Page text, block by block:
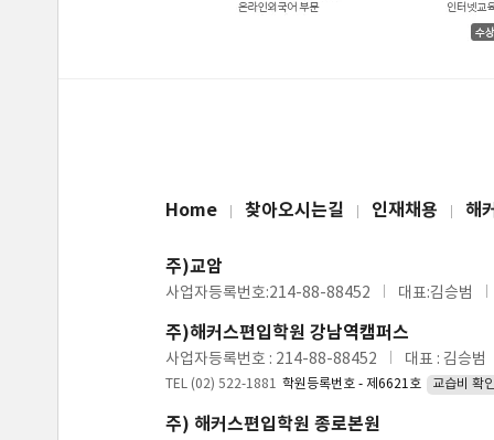
Home 찾아오시는길 인재채용 해
주)교암
사업자등록번호:214-88-88452 대표:김승범
주)해커스편입학원 강남역캠퍼스
사업자등록번호 : 214-88-88452 대표 : 김승범
TEL (02) 522-1881 학원등록번호 - 제6621호 교습비 확
주) 해커스편입학원 종로본원